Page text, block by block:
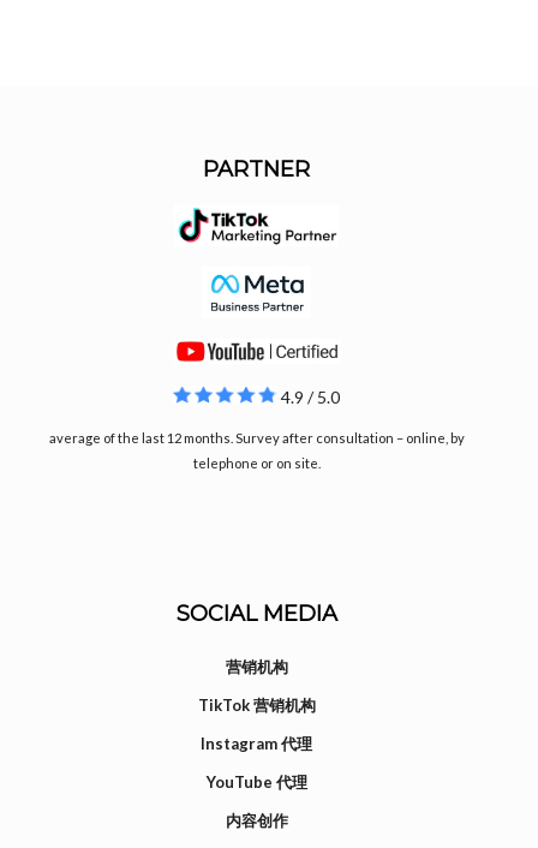
PARTNER
4.9 / 5.0
average of the last 12 months. Survey after consultation – online, by
telephone or on site.
SOCIAL MEDIA
营销机构
TikTok 营销机构
Instagram 代理
YouTube 代理
内容创作